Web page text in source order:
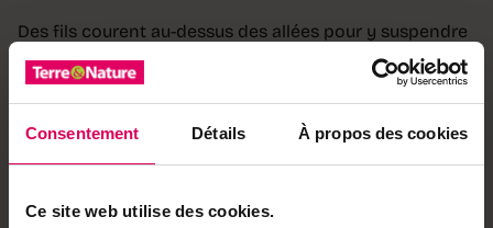
Consentement Détails À propos des cookies
Ce site web utilise des cookies.
Des fils courent au-dessus des allées pour y suspendre
des voilages en cas de sécheresse. Le manque d’eau
n’est toutefois pas le problème en ce début d’été.
«Comme mes cultures sont hors-sol, elles souffrent peu
de l’excès d’humidité, confie l’horticultrice, mais plutôt
du manque de chaleur.» Le froid a anéanti ses boutures
par ce temps pluvieux, Anne Aubry se résigne à vivre